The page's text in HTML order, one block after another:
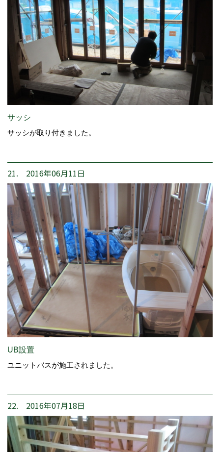
サッシ
サッシが取り付きました。
21. 2016年06月11日
UB設置
ユニットバスが施工されました。
22. 2016年07月18日